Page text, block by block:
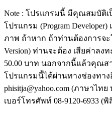
Note : โปรแกรมนี้ มีคุณสมบัติเ
โปรแกรม (Program
ภาพ ถ้าหาก ถ้าท่านต้องการจ
Version) ท่านจะต้อง เสียค่าลงท
50.00 บาท นอกจากนี้แล้วคุณ
โปรแกรมนี้ได้ผ่านทางช่องทาง
phisitja@yahoo.com (ภาษาไ
เบอร์โทรศัพท์ 08-9120-6933 (